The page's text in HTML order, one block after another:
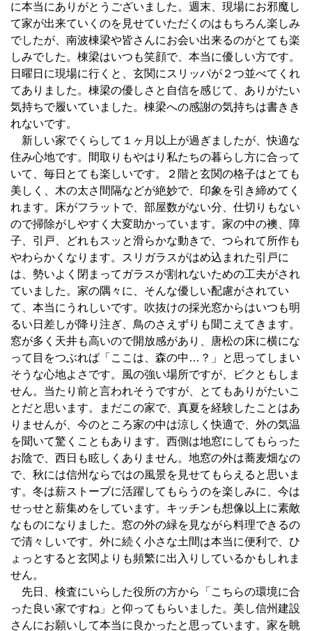
に本当にありがとうございました。週末、現場にお邪魔し
て家が出来ていくのを見せていただくのはもちろん楽しみ
でしたが、南波棟梁や皆さんにお会い出来るのがとても楽
しみでした。棟梁はいつも笑顔で、本当に優しい方です。
日曜日に現場に行くと、玄関にスリッパが２つ並べてくれ
てありました。棟梁の優しさと自信を感じて、ありがたい
気持ちで履いていました。棟梁への感謝の気持ちは書きき
れないです。
新しい家でくらして１ヶ月以上が過ぎましたが、快適な
住み心地です。間取りもやはり私たちの暮らし方に合って
いて、毎日とても楽しいです。２階と玄関の格子はとても
美しく、木の太さ間隔などが絶妙で、印象を引き締めてく
れます。床がフラットで、部屋数がない分、仕切りもない
ので掃除がしやすく大変助かっています。家の中の襖、障
子、引戸、どれもスッと滑らかな動きで、つられて所作も
やわらかくなります。スリガラスがはめ込まれた引戸に
は、勢いよく閉まってガラスが割れないための工夫がされ
ていました。家の隅々に、そんな優しい配慮がされてい
て、本当にうれしいです。吹抜けの採光窓からはいつも明
るい日差しが降り注ぎ、鳥のさえずりも聞こえてきます。
窓が多く天井も高いので開放感があり、唐松の床に横にな
って目をつぶれば「ここは、森の中…？」と思ってしまい
そうな心地よさです。風の強い場所ですが、ビクともしま
せん。当たり前と言われそうですが、とてもありがたいこ
とだと思います。まだこの家で、真夏を経験したことはあ
りませんが、今のところ家の中は涼しく快適で、外の気温
を聞いて驚くこともあります。西側は地窓にしてもらった
お陰で、西日も眩しくありません。地窓の外は蕎麦畑なの
で、秋には信州ならではの風景を見せてもらえると思いま
す。冬は薪ストーブに活躍してもらうのを楽しみに、今は
せっせと薪集めをしています。キッチンも想像以上に素敵
なものになりました。窓の外の緑を見ながら料理できるの
で清々しいです。外に続く小さな土間は本当に便利で、ひ
ょっとすると玄関よりも頻繁に出入りしているかもしれま
せん。
先日、検査にいらした役所の方から「こちらの環境に合
った良い家ですね」と仰ってもらいました。美し信州建設
さんにお願いして本当に良かったと思っています。家を眺